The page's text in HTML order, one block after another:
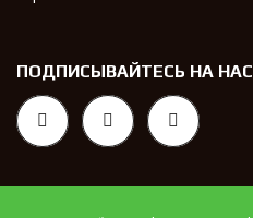
ПОДПИСЫВАЙТЕСЬ НА НАС